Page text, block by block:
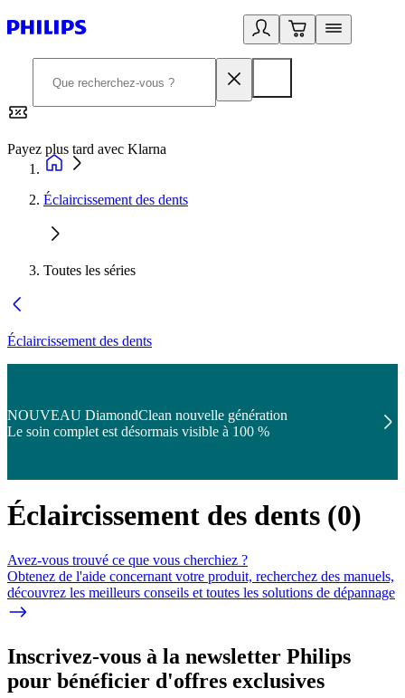
Payez plus tard avec Klarna
Éclaircissement des dents
Toutes les séries
Éclaircissement des dents
NOUVEAU DiamondClean nouvelle génération
Le soin complet est désormais visible à 100 %
Éclaircissement des dents (0)
Avez-vous trouvé ce que vous cherchiez ?
Obtenez de l'aide concernant votre produit, recherchez des manuels,
découvrez les meilleurs conseils et toutes les solutions de dépannage
Inscrivez-vous à la newsletter Philips
pour bénéficier d'offres exclusives